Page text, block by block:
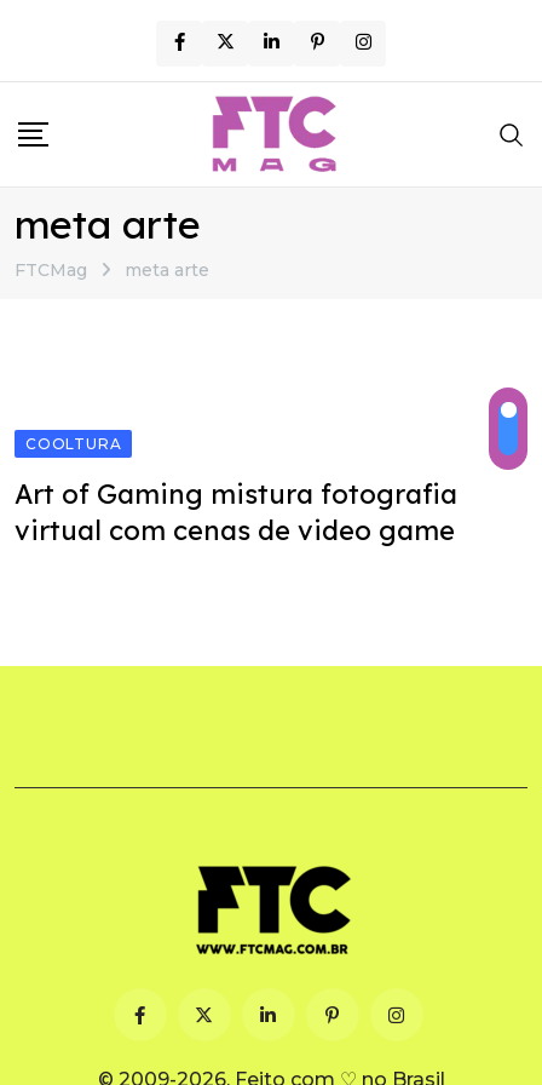
content
meta arte
FTCMag meta arte
COOLTURA
Art of Gaming mistura fotografia
virtual com cenas de video game
© 2009-2026. Feito com ♡ no Brasil